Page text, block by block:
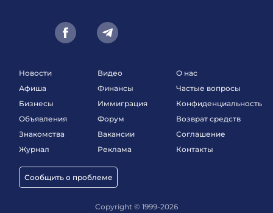
Новости
Афиша
Бизнесы
Объявления
Знакомства
Журнал
Сообщить о проблеме
Видео
Финансы
Иммиграция
Форум
Вакансии
Реклама
О нас
Частые вопросы
Конфиденциальность
Возврат средств
Соглашение
Контакты
Copyright © 1999-2026